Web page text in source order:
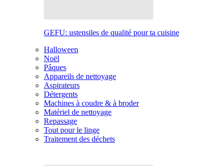
GEFU: ustensiles de qualité pour ta cuisine
Halloween
Noël
Pâques
Appareils de nettoyage
Aspirateurs
Détergents
Machines à coudre & à broder
Matériel de nettoyage
Repassage
Tout pour le linge
Traitement des déchets